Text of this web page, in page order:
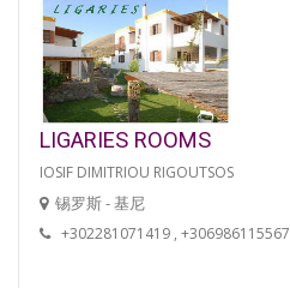
LIGARIES ROOMS
IOSIF DIMITRIOU RIGOUTSOS
锡罗斯 - 基尼
+302281071419 , +306986115567